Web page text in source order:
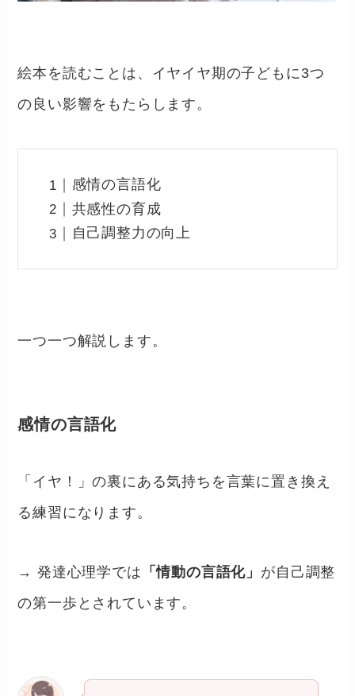
絵本を読むことは、イヤイヤ期の子どもに3つ
の良い影響をもたらします。
感情の言語化
共感性の育成
自己調整力の向上
一つ一つ解説します。
感情の言語化
「イヤ！」の裏にある気持ちを言葉に置き換え
る練習になります。
→ 発達心理学では 「情動の言語化」 が自己調整
の第一歩とされています。